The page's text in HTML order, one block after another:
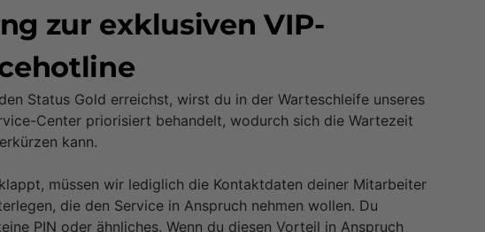
zur exklusiven VIP-
Status Gold erreichst, wirst du in der Warteschleife unseres
Center priorisiert behandelt, wodurch sich die Wartezeit
kann.
müssen wir lediglich die Kontaktdaten deiner Mitarbeiter
die den Service in Anspruch nehmen wollen. Du
PIN oder ähnliches. Wenn du diesen Vorteil in Anspruch